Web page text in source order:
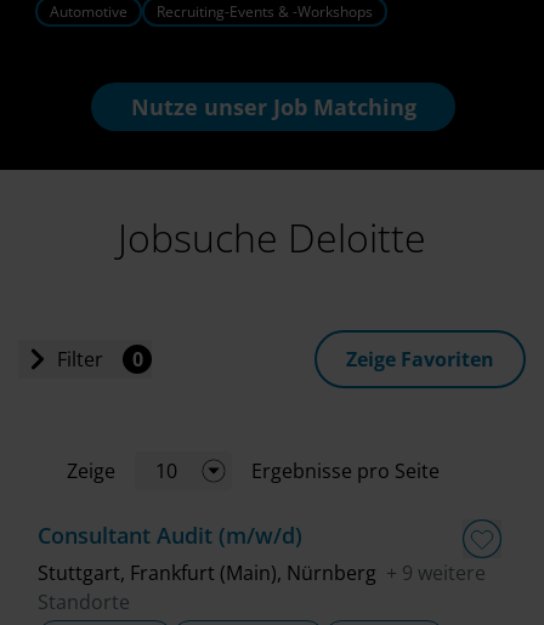
Automotive
Recruiting-Events & -Workshops
Nutze unserJob Matching
Jobsuche Deloitte
Filter 0
Standort
Zeige Favoriten
Zeige 10 Ergebnisse pro Seite
Consultant Audit (m/w/d)
Stuttgart, Frankfurt (Main), Nürnberg + 9 weitere
Standorte